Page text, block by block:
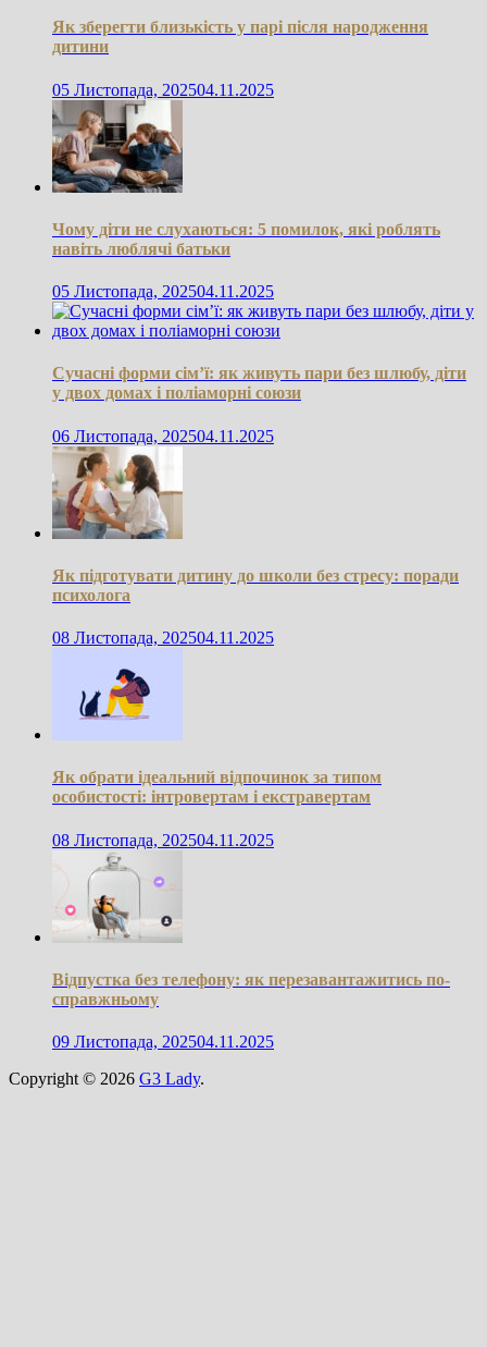
Як зберегти близькість у парі після народження
дитини
05 Листопада, 202504.11.2025
Чому діти не слухаються: 5 помилок, які роблять
навіть люблячі батьки
05 Листопада, 202504.11.2025
Сучасні форми сім’ї: як живуть пари без шлюбу, діти
у двох домах і поліаморні союзи
06 Листопада, 202504.11.2025
Як підготувати дитину до школи без стресу: поради
психолога
08 Листопада, 202504.11.2025
Як обрати ідеальний відпочинок за типом
особистості: інтровертам і екстравертам
08 Листопада, 202504.11.2025
Відпустка без телефону: як перезавантажитись по-
справжньому
09 Листопада, 202504.11.2025
Copyright © 2026 G3 Lady.